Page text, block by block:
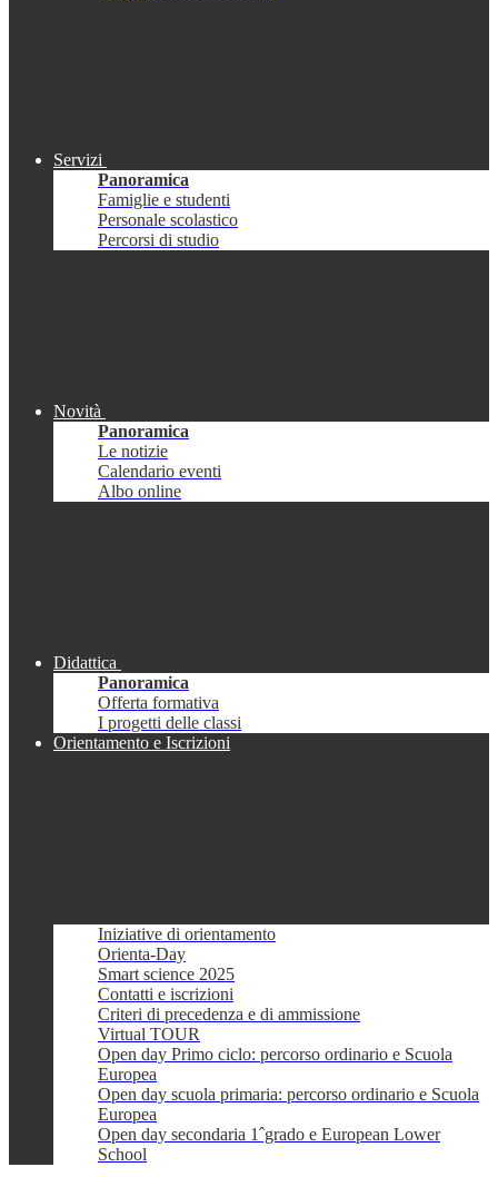
Servizi
Panoramica
Famiglie e studenti
Personale scolastico
Percorsi di studio
Novità
Panoramica
Le notizie
Calendario eventi
Albo online
Didattica
Panoramica
Offerta formativa
I progetti delle classi
Orientamento e Iscrizioni
Iniziative di orientamento
Orienta-Day
Smart science 2025
Contatti e iscrizioni
Criteri di precedenza e di ammissione
Virtual TOUR
Open day Primo ciclo: percorso ordinario e Scuola
Europea
Open day scuola primaria: percorso ordinario e Scuola
Europea
Open day secondaria 1ˆgrado e European Lower
School